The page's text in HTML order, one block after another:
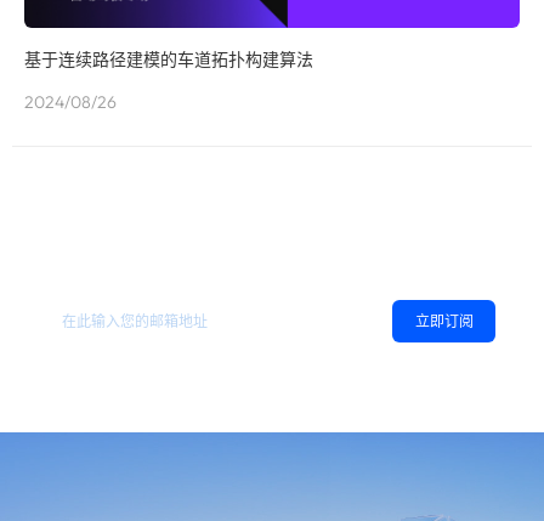
基于连续路径建模的车道拓扑构建算法
2024/08/26
立即订阅